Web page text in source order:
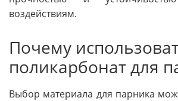
воздействиям.
Почему
поликарбонат для
Выбор материала для парника